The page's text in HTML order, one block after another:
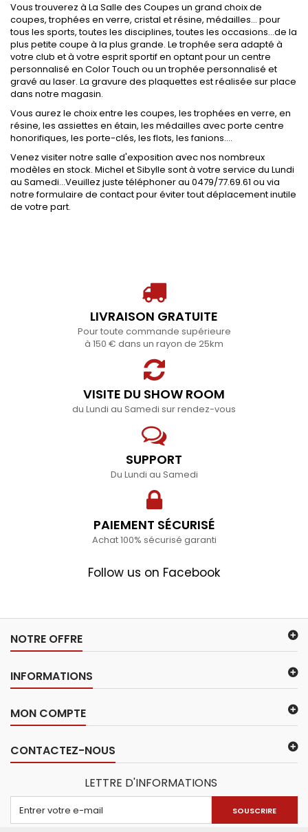
Vous trouverez à La Salle des Coupes un grand choix de
coupes, trophées en verre, cristal et résine, médailles... pour
tous les sports, toutes les disciplines, toutes les occasions...de la
plus petite coupe à la plus grande. Le trophée sera adapté à
votre club et à votre esprit sportif en optant pour un centre
personnalisé en Color Touch ou un trophée personnalisé et
gravé au laser. La gravure des plaquettes est réalisée sur place
dans notre magasin.
Vous aurez le choix entre les coupes, les trophées en verre, en
résine, les assiettes en étain, les médailles avec porte centre
honorifiques, les porte-clés, les flots, les fanions....
Venez visiter notre salle d'exposition avec nos nombreux
modèles en stock. Michel et Sibylle sont à votre service du Lundi
au Samedi...Veuillez juste téléphoner au 0479/77.69.61 ou via
notre formulaire de contact pour éviter tout déplacement inutile
de votre part.
LIVRAISON GRATUITE
Pour toute commande supérieure
à 150 € dans un rayon de 25km
VISITE DU SHOW ROOM
du Lundi au Samedi sur rendez-vous
SUPPORT
Du Lundi au Samedi
PAIEMENT SÉCURISÉ
Achat 100% sécurisé garanti
Follow us on Facebook
NOTRE OFFRE
INFORMATIONS
MON COMPTE
CONTACTEZ-NOUS
LETTRE D'INFORMATIONS
SOUSCRIRE